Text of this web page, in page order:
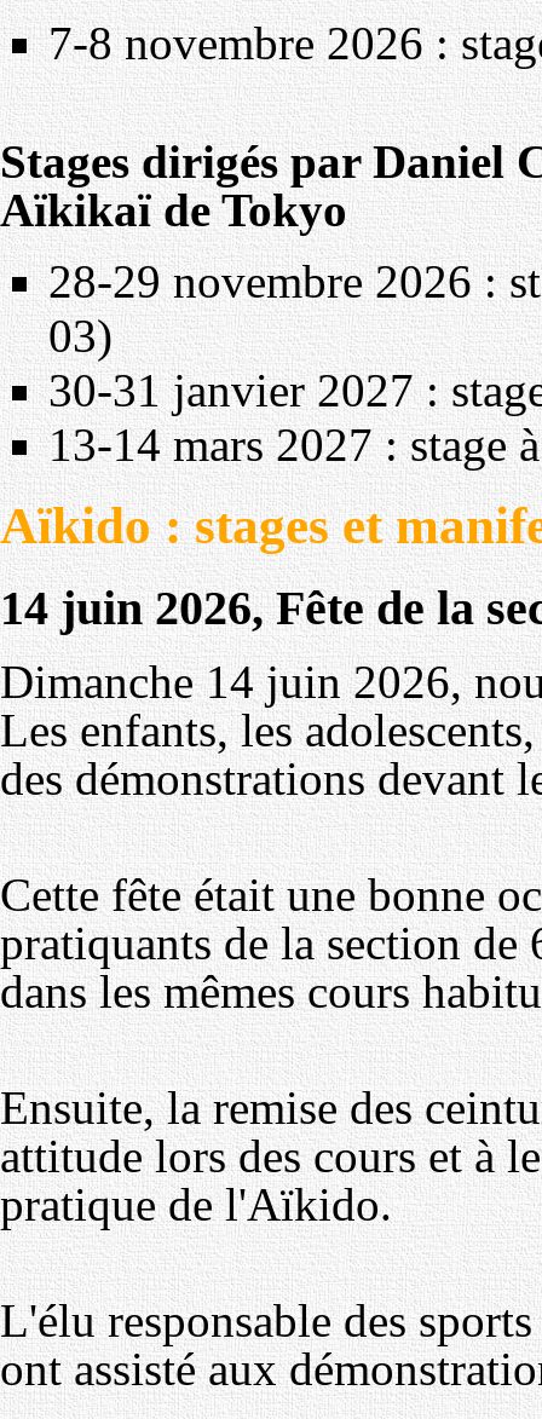
7-8 novembre 2026 :
Stages dirigés par Daniel
Aïkikaï de Tokyo
28-29 novembre 2026 :
03)
30-31 janvier 2027 :
13-14 mars 2027 : stage
Aïkido : stages et
14 juin 2026, Fête de la
Dimanche 14 juin 2026,
Les enfants, les
des démonstrations devant
Cette fête était une bonne
pratiquants de la section de
dans les mêmes cours
Ensuite, la remise des
attitude lors des cours et à
pratique de l'Aïkido.
L'élu responsable des
ont assisté aux